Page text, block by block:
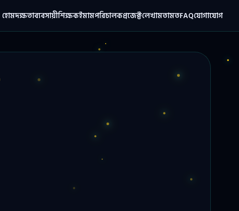
হোমদক্ষতাব্যবসায়ীশিক্ষকইমামপরিচালকপ্রজেক্টলেখামতামতFAQযোগাযোগ